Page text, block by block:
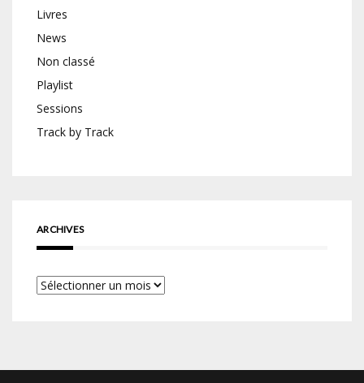
Livres
News
Non classé
Playlist
Sessions
Track by Track
ARCHIVES
Archives